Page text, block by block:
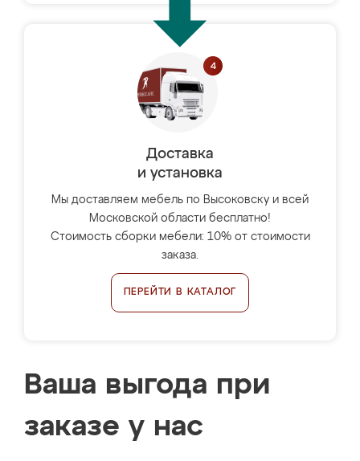
Доставка
и установка
Мы доставляем мебель по Высоковску и всей
Московской области бесплатно!
Стоимость сборки мебели: 10% от стоимости
заказа.
ПЕРЕЙТИ В КАТАЛОГ
Ваша выгода при
заказе у нас